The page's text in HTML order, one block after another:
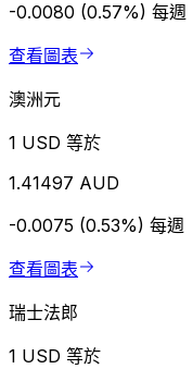
-0.0080 (0.57%) 每週
查看圖表
澳洲元
1 USD 等於
1.41497 AUD
-0.0075 (0.53%) 每週
查看圖表
瑞士法郎
1 USD 等於